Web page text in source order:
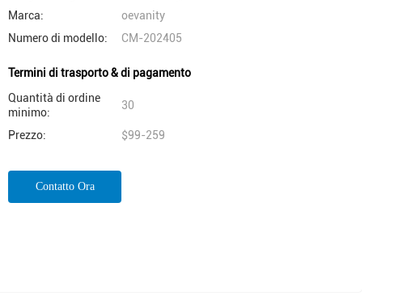
Marca:
oevanity
Numero di modello:
CM-202405
Termini di trasporto & di pagamento
Quantità di ordine
minimo:
30
Prezzo: $99-259
Contatto Ora